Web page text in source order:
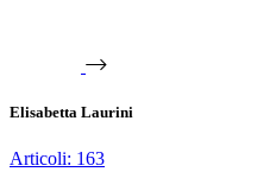
Elisabetta Laurini
Articoli: 163